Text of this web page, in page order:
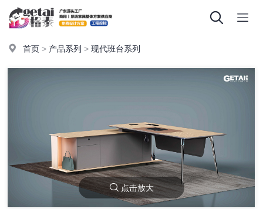
首页 > 产品系列 >现代班台系列
点击放大